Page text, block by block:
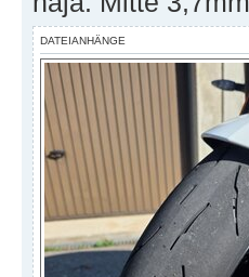
DATEIANHÄNGE